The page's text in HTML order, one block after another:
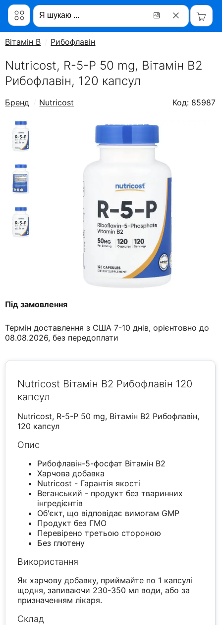
Вітамін B Рибофлавін
Nutricost, R-5-P 50 mg, Вітамін В2
Рибофлавін, 120 капсул
Бренд Nutricost Код: 85987
Під замовлення
Термін доставлення з США 7-10 днів, орієнтовно до
08.08.2026, без передоплати
Nutricost Вітамін В2 Рибофлавін 120
капсул
Nutricost, R-5-P 50 mg, Вітамін В2 Рибофлавін,
120 капсул
Опис
Рибофлавін-5-фосфат Вітамін B2
Харчова добавка
Nutricost - Гарантія якості
Веганський - продукт без тваринних
інгредієнтів
Об'єкт, що відповідає вимогам GMP
Продукт без ГМО
Перевірено третьою стороною
Без глютену
Використання
Як харчову добавку, приймайте по 1 капсулі
щодня, запиваючи 230-350 мл води, або за
призначенням лікаря.
Склад